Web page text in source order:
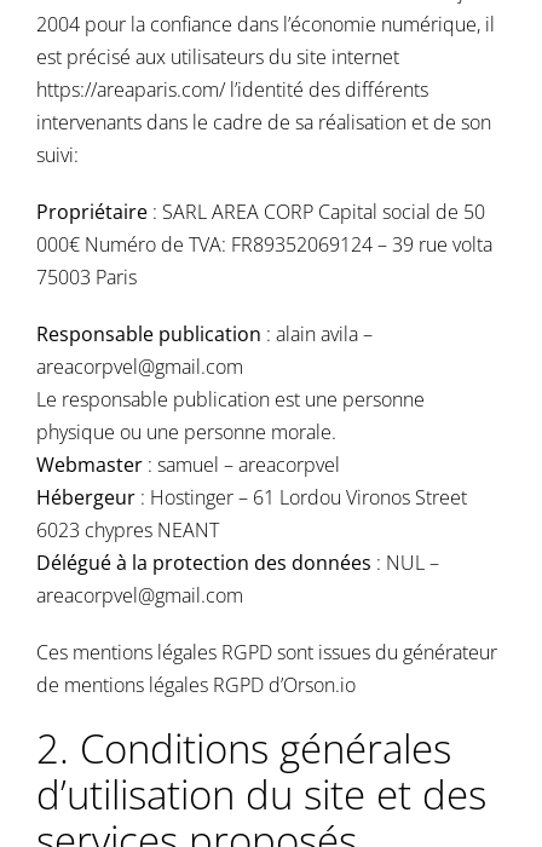
2004 pour la confiance dans l’économie numérique, il
est précisé aux utilisateurs du site internet
https://areaparis.com/l’identité des différents
intervenants dans le cadre de sa réalisation et de son
suivi:
Propriétaire: SARL AREA CORP Capital social de 50
000€ Numéro de TVA: FR89352069124 – 39 rue volta
75003 Paris
Responsable publication : alain avila –
areacorpvel@gmail.com
Le responsable publication est une personne
physique ou une personne morale.
Webmaster: samuel – areacorpvel
Hébergeur: Hostinger – 61 Lordou Vironos Street
6023 chypres NEANT
Délégué à la protection des données : NUL –
areacorpvel@gmail.com
Ces mentions légales RGPD sont issues du générateur
de mentions légales RGPD d’Orson.io
2. Conditions générales
d’utilisation du site et des